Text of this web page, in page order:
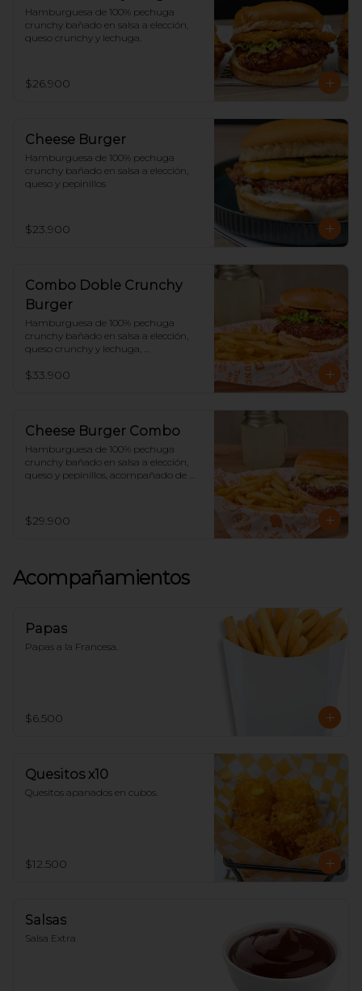
Hamburguesa de 100% pechuga
crunchy bañado en salsa a elección,
queso crunchy y lechuga.
$26.900
Cheese Burger
Hamburguesa de 100% pechuga
crunchy bañado en salsa a elección,
queso y pepinillos
$23.900
Combo Doble Crunchy
Burger
Hamburguesa de 100% pechuga
crunchy bañado en salsa a elección,
queso crunchy y lechuga,
$33.900
Cheese Burger Combo
Hamburguesa de 100% pechuga
crunchy bañado en salsa a elección,
queso y pepinillos, acompañado de
$29.900
Acompañamientos
Papas
Papas a la Francesa.
$6.500
Quesitos x10
Quesitos apanados en cubos.
$12.500
Salsas
Salsa Extra